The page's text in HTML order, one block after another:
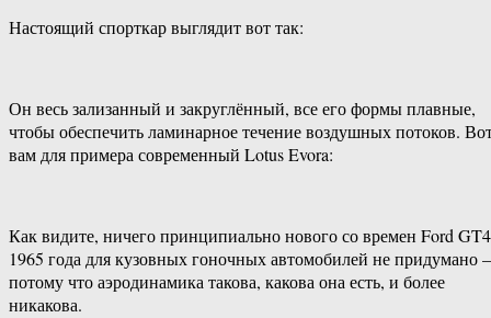
Настоящий спорткар выглядит вот так:
Он весь зализанный и закруглённый, все его формы плавные,
чтобы обеспечить ламинарное течение воздушных потоков.
вам для примера современный Lotus Evora:
Как видите, ничего принципиально нового со времен Ford
1965 года для кузовных гоночных автомобилей не придумано
потому что аэродинамика такова, какова она есть, и более
никакова.